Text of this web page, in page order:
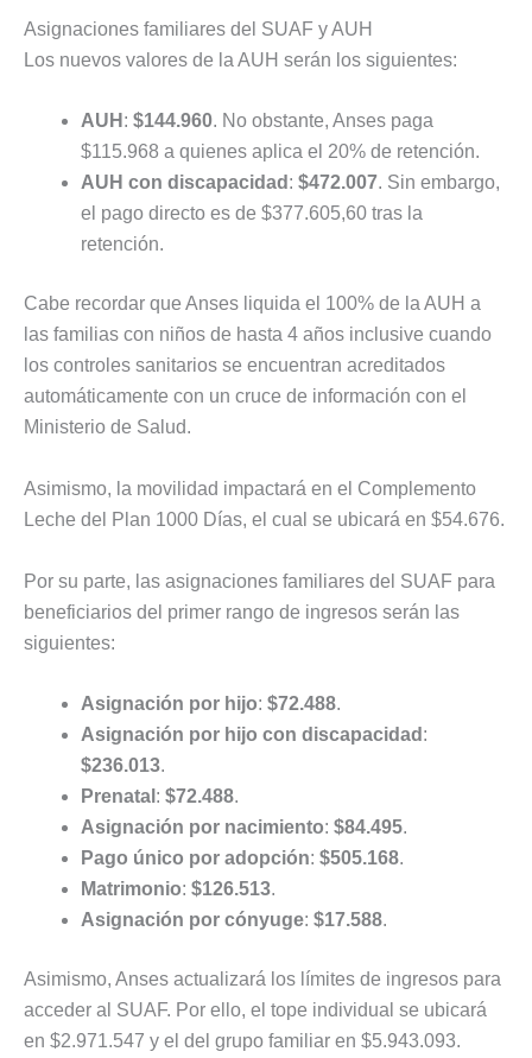
Asignaciones familiares del SUAF y AUH
Los nuevos valores de la AUH serán los siguientes:
AUH : $144.960. No obstante, Anses paga
$115.968 a quienes aplica el 20% de retención.
AUH con discapacidad : $472.007. Sin embargo,
el pago directo es de $377.605,60 tras la
retención.
Cabe recordar que Anses liquida el 100% de la AUH a
las familias con niños de hasta 4 años inclusive cuando
los controles sanitarios se encuentran acreditados
automáticamente con un cruce de información con el
Ministerio de Salud.
Asimismo, la movilidad impactará en el Complemento
Leche del Plan 1000 Días, el cual se ubicará en $54.676.
Por su parte, las asignaciones familiares del SUAF para
beneficiarios del primer rango de ingresos serán las
siguientes:
Asignación por hijo: $72.488.
Asignación por hijo con discapacidad :
$236.013.
Prenatal : $72.488.
Asignación por nacimiento: $84.495.
Pago único por adopción: $505.168.
Matrimonio: $126.513.
Asignación por cónyuge: $17.588.
Asimismo, Anses actualizará los límites de ingresos para
acceder al SUAF. Por ello, el tope individual se ubicará
en $2.971.547 y el del grupo familiar en $5.943.093.